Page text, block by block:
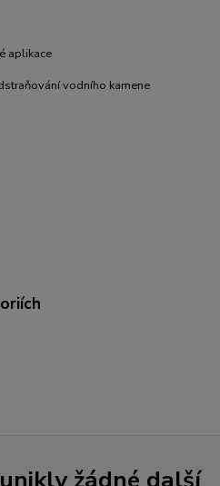
aplikace
vodního kamene